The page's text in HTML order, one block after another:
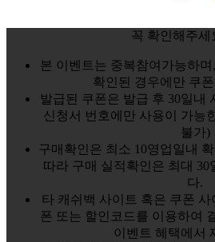
꼭 확인해주세
본 이벤트는 중복참여가능하며
확인된 경우에만 쿠
발급된 쿠폰은 발급 후 30일내
신청서 번호에만 사용이 가능
불가)
구매확인은 최소 10영업일내
따라 구매 실적확인은 최대 30
다.
타 캐쉬백 사이트 혹은 쿠폰
폰 또는 할인코드를 이용하여
이벤트 혜택에서